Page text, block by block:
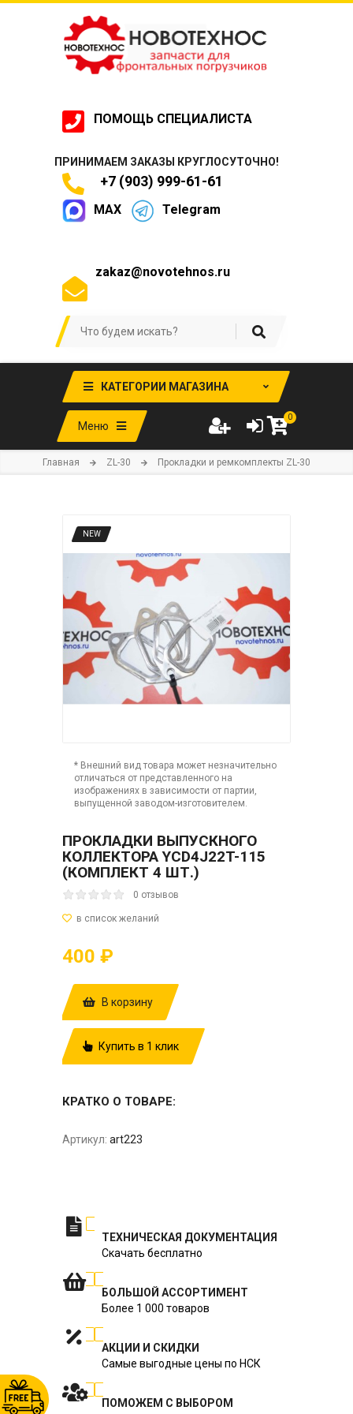
ПОМОЩЬ СПЕЦИАЛИСТА
ПРИНИМАЕМ ЗАКАЗЫ КРУГЛОСУТОЧНО!
+7 (903) 999-61-61
MAX Telegram
zakaz@novotehnos.ru
КАТЕГОРИИ МАГАЗИНА
Меню
0
Главная ZL-30 Прокладки и ремкомплекты ZL-30
NEW
* Внешний вид товара может незначительно
отличаться от представленного на
изображениях в зависимости от партии,
выпущенной заводом-изготовителем.
ПРОКЛАДКИ ВЫПУСКНОГО
КОЛЛЕКТОРА YCD4J22T-115
(КОМПЛЕКТ 4 ШТ.)
0 отзывов
400 ₽
В корзину
Купить в 1 клик
КРАТКО О ТОВАРЕ:
Артикул: art223
ТЕХНИЧЕСКАЯ ДОКУМЕНТАЦИЯ
Скачать бесплатно
БОЛЬШОЙ АССОРТИМЕНТ
Более 1 000 товаров
АКЦИИ И СКИДКИ
Самые выгодные цены по НСК
ПОМОЖЕМ С ВЫБОРОМ